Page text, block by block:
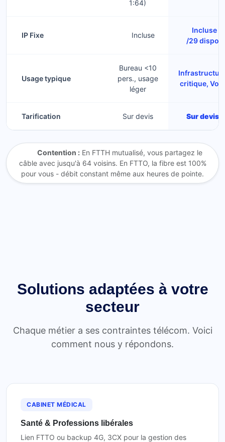
1:64)
IP Fixe Incluse
Incluse +
/29 dispo
Usage typique
Bureau <10
pers., usage
léger
critique, VoIP
Tarification Sur devis Sur devis
Contention : En FTTH mutualisé, vous partagez le
câble avec jusqu'à 64 voisins. En FTTO, la fibre est 100%
pour vous - débit constant même aux heures de pointe.
Solutions adaptées à votre
secteur
Chaque métier a ses contraintes télécom. Voici
comment nous y répondons.
CABINET MÉDICAL
Santé & Professions libérales
Lien FTTO ou backup 4G, 3CX pour la gestion des